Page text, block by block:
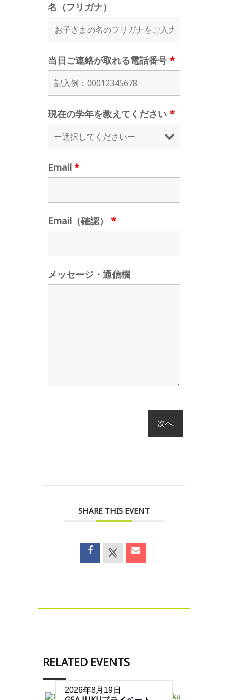
名（フリガナ）
当日ご連絡が取れる電話番号 *
現在の学年を教えてください *
Email *
Email（確認） *
メッセージ・通信欄
SHARE THIS EVENT
RELATED EVENTS
2026年8月19日